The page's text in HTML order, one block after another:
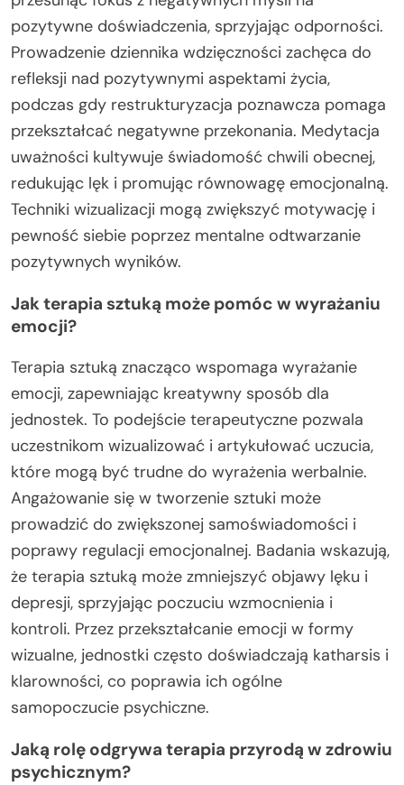
pozytywne doświadczenia, sprzyjając odporności.
Prowadzenie dziennika wdzięczności zachęca do
refleksji nad pozytywnymi aspektami życia,
podczas gdy restrukturyzacja poznawcza pomaga
przekształcać negatywne przekonania. Medytacja
uważności kultywuje świadomość chwili obecnej,
redukując lęk i promując równowagę emocjonalną.
Techniki wizualizacji mogą zwiększyć motywację i
pewność siebie poprzez mentalne odtwarzanie
pozytywnych wyników.
Jak terapia sztuką może pomóc w wyrażaniu
emocji?
Terapia sztuką znacząco wspomaga wyrażanie
emocji, zapewniając kreatywny sposób dla
jednostek. To podejście terapeutyczne pozwala
uczestnikom wizualizować i artykułować uczucia,
które mogą być trudne do wyrażenia werbalnie.
Angażowanie się w tworzenie sztuki może
prowadzić do zwiększonej samoświadomości i
poprawy regulacji emocjonalnej. Badania wskazują,
że terapia sztuką może zmniejszyć objawy lęku i
depresji, sprzyjając poczuciu wzmocnienia i
kontroli. Przez przekształcanie emocji w formy
wizualne, jednostki często doświadczają katharsis i
klarowności, co poprawia ich ogólne
samopoczucie psychiczne.
Jaką rolę odgrywa terapia przyrodą w zdrowiu
psychicznym?